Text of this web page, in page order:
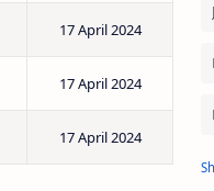
17 April 2024
17 April 2024
17 April 2024